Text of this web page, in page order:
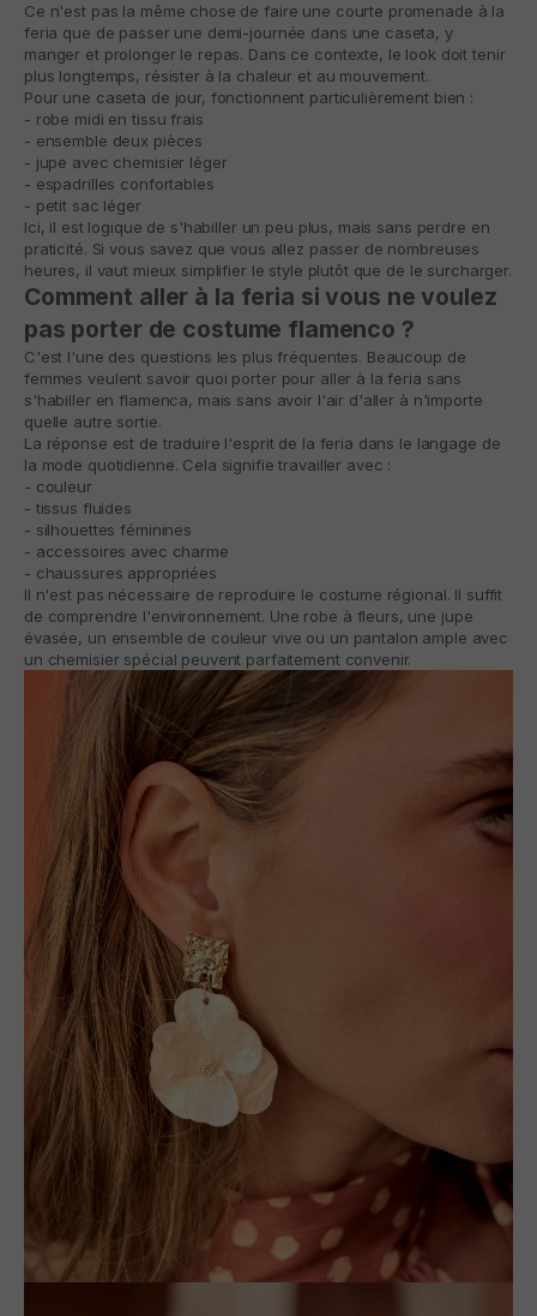
Ce n'est pas la même chose de faire une courte promenade à la
feria que de passer une demi-journée dans une caseta, y
manger et prolonger le repas. Dans ce contexte, le look doit tenir
plus longtemps, résister à la chaleur et au mouvement.
Pour une caseta de jour, fonctionnent particulièrement bien :
- robe midi en tissu frais
- ensemble deux pièces
- jupe avec chemisier léger
- espadrilles confortables
- petit sac léger
Ici, il est logique de s'habiller un peu plus, mais sans perdre en
praticité. Si vous savez que vous allez passer de nombreuses
heures, il vaut mieux simplifier le style plutôt que de le surcharger.
Comment aller à la feria si vous ne voulez
pas porter de costume flamenco ?
C'est l'une des questions les plus fréquentes. Beaucoup de
femmes veulent savoir quoi porter pour aller à la feria sans
s'habiller en flamenca, mais sans avoir l'air d'aller à n'importe
quelle autre sortie.
La réponse est de traduire l'esprit de la feria dans le langage de
la mode quotidienne. Cela signifie travailler avec :
- couleur
- tissus fluides
- silhouettes féminines
- accessoires avec charme
- chaussures appropriées
Il n'est pas nécessaire de reproduire le costume régional. Il suffit
de comprendre l'environnement. Une robe à fleurs, une jupe
évasée, un ensemble de couleur vive ou un pantalon ample avec
un chemisier spécial peuvent parfaitement convenir.